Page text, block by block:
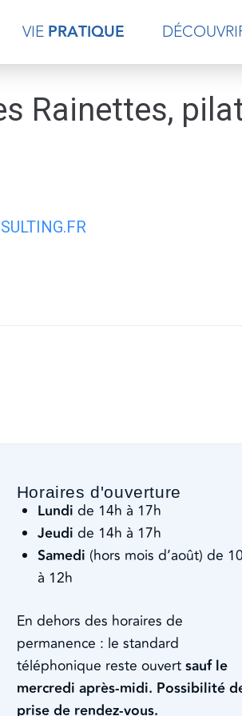
VIE PRATIQUE
Rainettes,
Horaires d'ouverture
Lundi de 14h à 17h
Jeudi de 14h à 17h
Samedi (hors mois d’août) de
à 12h
En dehors des horaires de
permanence : le standard
téléphonique reste ouvertsauf le
mercredi après-midi. Possibilité
prise de rendez-vous.